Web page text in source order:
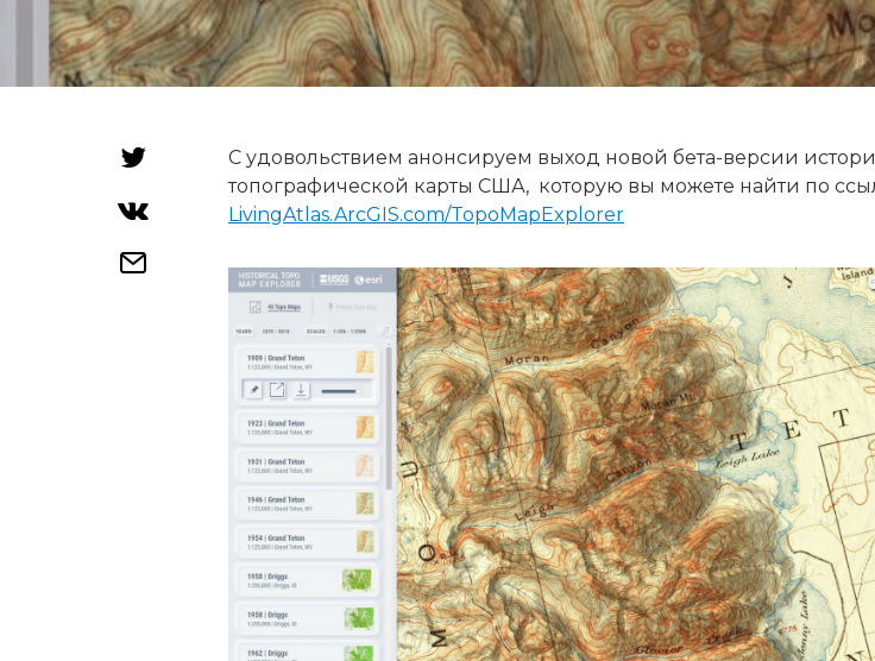
С удовольствием анонсируем выход новой бета-версии
топографической карты США, которую вы можете найти по
LivingAtlas.ArcGIS.com/TopoMapExplorer